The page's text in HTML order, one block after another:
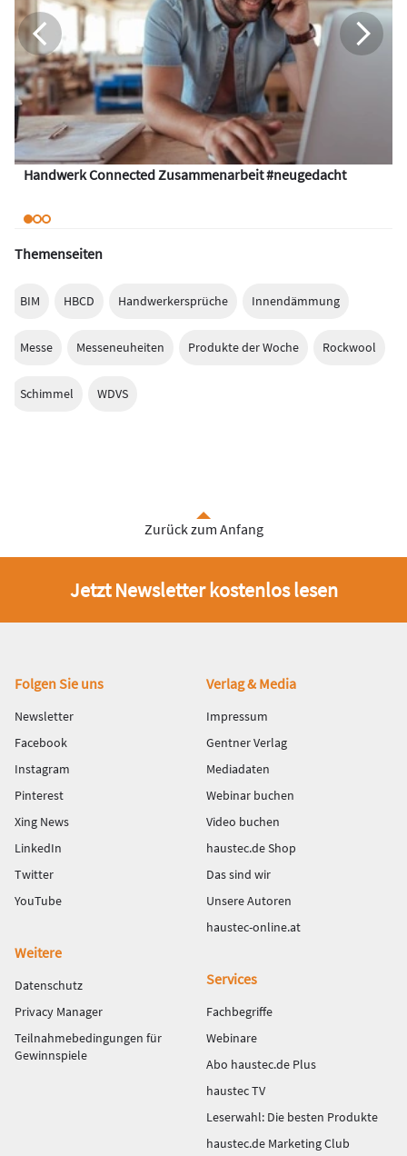
Handwerk Connected Zusammenarbeit #neugedacht
Themenseiten
BIM HBCD Handwerkersprüche Innendämmung
Messe Messeneuheiten Produkte der Woche Rockwool
Schimmel WDVS
Zurück zum Anfang
Jetzt Newsletter kostenlos lesen
Fußbereich
Folgen Sie uns
Newsletter
Facebook
Instagram
Pinterest
Xing News
LinkedIn
Twitter
YouTube
Verlag & Media
Impressum
Gentner Verlag
Mediadaten
Webinar buchen
Video buchen
haustec.de Shop
Das sind wir
Unsere Autoren
haustec-online.at
Weitere
Datenschutz
Privacy Manager
Teilnahmebedingungen für
Gewinnspiele
Services
Fachbegriffe
Webinare
Abo haustec.de Plus
haustec TV
Leserwahl: Die besten Produkte
haustec.de Marketing Club